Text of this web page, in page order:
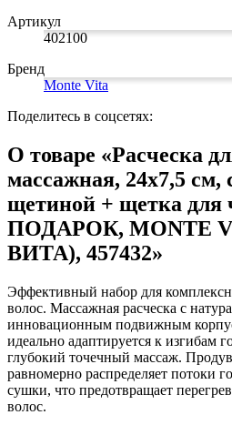
Артикул
402100
Бренд
Monte Vita
Поделитесь в соцсетях:
О товаре «Расческа
массажная, 24x7,5 см,
щетиной + щетка для
ПОДАРОК, MONTE
ВИТА), 457432»
Эффективный набор для
волос. Массажная расческа с
инновационным подвижным
идеально адаптируется к изгибам
глубокий точечный массаж.
равномерно распределяет потоки
сушки, что предотвращает
волос.